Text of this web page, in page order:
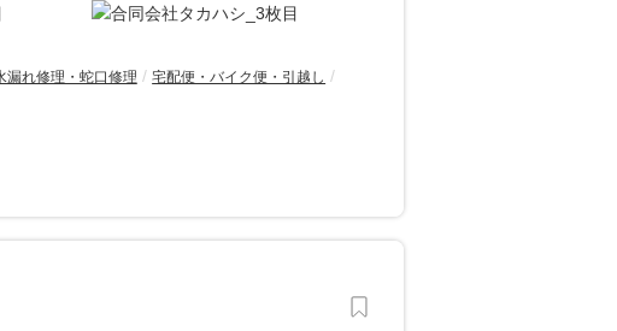
漏れ修理・蛇口修理
宅配便・バイク便・引越し